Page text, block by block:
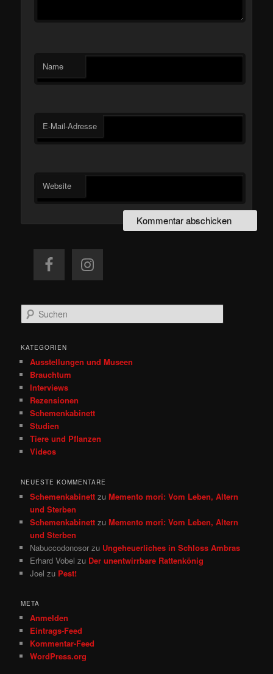
Name
E-Mail-Adresse
Website
u
h
KATEGORIEN
Ausstellungen und Museen
Brauchtum
Interviews
Rezensionen
Schemenkabinett
Studien
Tiere und Pflanzen
Videos
NEUESTE KOMMENTARE
Schemenkabinett zuMemento mori: Vom Leben, Altern
und Sterben
Schemenkabinett zuMemento mori: Vom Leben, Altern
und Sterben
Nabuccodonosor zu Ungeheuerliches in Schloss Ambras
Erhard Vobel zu Der unentwirrbare Rattenkönig
Joel zu Pest!
META
Anmelden
Eintrags-Feed
Kommentar-Feed
WordPress.org